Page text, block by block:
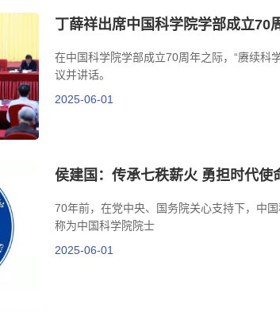
丁薛祥出席中国科学院学部成立70
在中国科学院学部成立70周年之际，“赓续科
议并讲话。
2025-06-01
侯建国：传承七秩薪火 勇担时代
70年前，在党中央、国务院关心支持下，中
称为中国科学院院士
2025-06-01